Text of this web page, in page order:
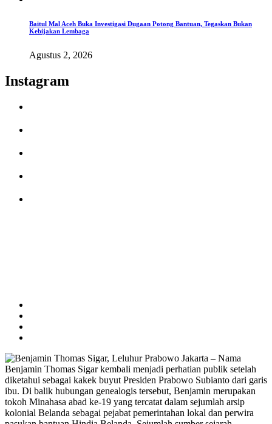
Baitul Mal Aceh Buka Investigasi Dugaan Potong Bantuan, Tegaskan Bukan
Kebijakan Lembaga
Agustus 2, 2026
Instagram